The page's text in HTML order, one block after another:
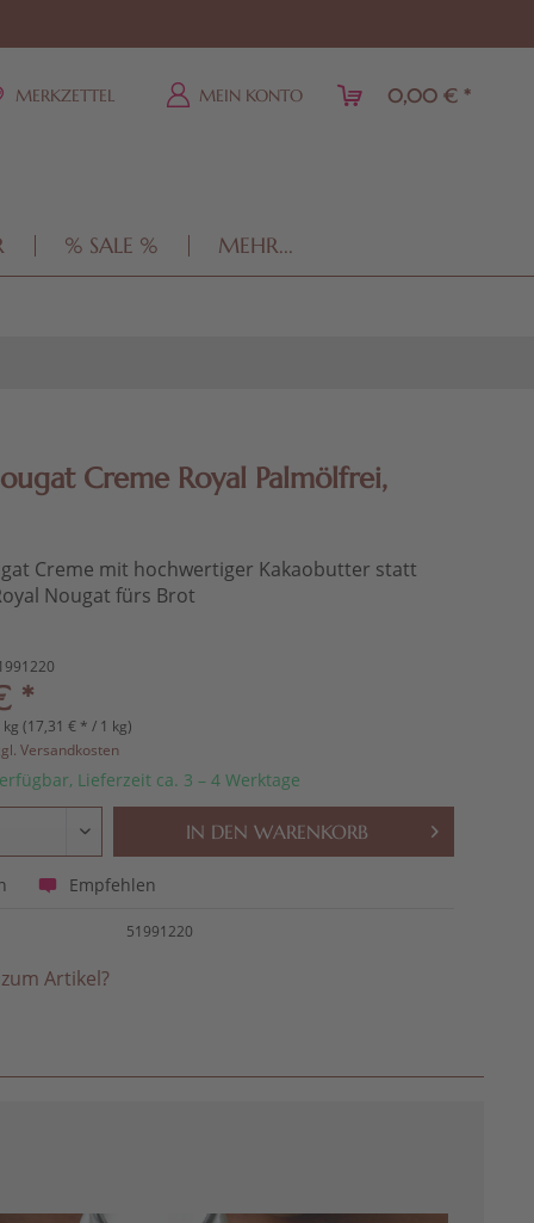
MERKZETTEL MEIN KONTO 0,00 € *
% SALE % MEHR...
Creme Royal Palmölfrei,
Creme mit hochwertiger Kakaobutter statt
Nougat fürs Brot
*
(17,31 € * / 1 kg)
Versandkosten
Lieferzeit ca. 3 – 4 Werktage
IN DEN WARENKORB
Empfehlen
51991220
Artikel?